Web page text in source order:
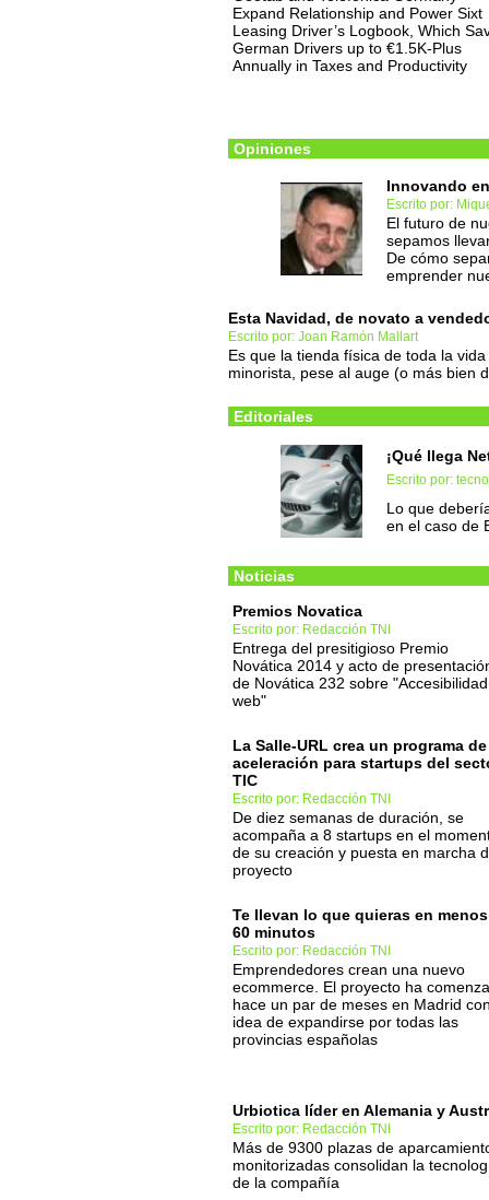
Expand Relationship and Power Sixt
Leasing Driver’s Logbook, Which
German Drivers up to €1.5K-Plus
Annually in Taxes and Productivity
Opiniones
Innovando
Escrito por:
El futuro de
sepamos
De cómo
emprender
Esta Navidad, de novato a
Escrito por: Joan Ramón Mallart
Es que la tienda física de toda la
minorista, pese al auge (o más bien
Editoriales
¡Qué llega
Escrito por:
Lo que
en el caso de
Noticias
Premios Novatica
Escrito por: Redacción TNI
Entrega del presitigioso Premio
Novática 2014 y acto de
de Novática 232 sobre "Accesibilidad
web"
La Salle-URL crea un programa de
aceleración para startups del
TIC
Escrito por: Redacción TNI
De diez semanas de duración, se
acompaña a 8 startups en el
de su creación y puesta en marcha
proyecto
Te llevan lo que quieras en
60 minutos
Escrito por: Redacción TNI
Emprendedores crean una nuevo
ecommerce. El proyecto ha
hace un par de meses en Madrid
idea de expandirse por todas las
provincias españolas
Urbiotica líder en Alemania y
Escrito por: Redacción TNI
Más de 9300 plazas de
monitorizadas consolidan la
de la compañía